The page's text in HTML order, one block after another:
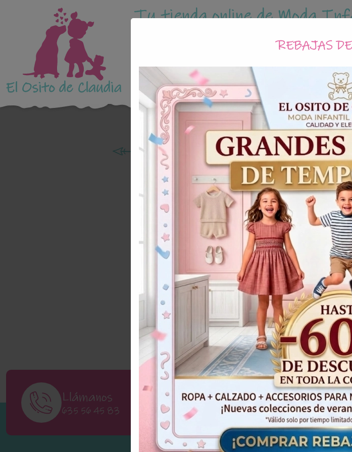
El Osito de Claudia
Tu tienda online de Moda
BEBE NIÑA
Condiciones De
Llámanos
635 56 45 83
Visítanos
Carrer de la Serrería, 34 46011
REBAJAS